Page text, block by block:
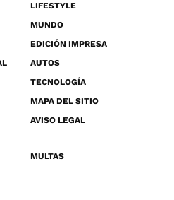
LIFESTYLE
MUNDO
EDICIÓN IMPRESA
AUTOS
TECNOLOGÍA
MAPA DEL SITIO
AVISO LEGAL
MULTAS